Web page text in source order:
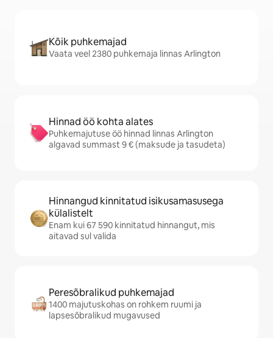
Kõik puhkemajad
Vaata veel 2380 puhkemaja linnas Arlington
Hinnad öö kohta alates
Puhkemajutuse öö hinnad linnas Arlington
algavad summast 9 € (maksude ja tasudeta)
Hinnangud kinnitatud isikusamasusega
külalistelt
Enam kui 67 590 kinnitatud hinnangut, mis
aitavad sul valida
Peresõbralikud puhkemajad
1400 majutuskohas on rohkem ruumi ja
lapsesõbralikud mugavused